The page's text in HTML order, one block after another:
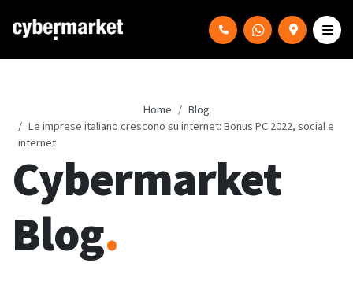
Home
Blog
Le imprese italiano crescono su internet: Bonus PC 2022, social e
internet
Cybermarket
Blog.